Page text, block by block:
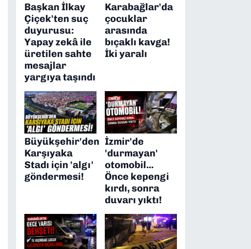
Başkan İlkay
Çiçek'ten suç
duyurusu:
Yapay zekâ ile
üretilen sahte
mesajlar
yargıya taşındı
Karabağlar'da
çocuklar
arasında
bıçaklı kavga!
İki yaralı
Büyükşehir'den
Karşıyaka
Stadı için 'algı'
göndermesi!
İzmir'de
'durmayan'
otomobil...
Önce kepengi
kırdı, sonra
duvarı yıktı!